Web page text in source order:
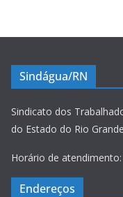
Sindágua/RN
Sindicato dos
do Estado do Rio
Horário de
Endereços